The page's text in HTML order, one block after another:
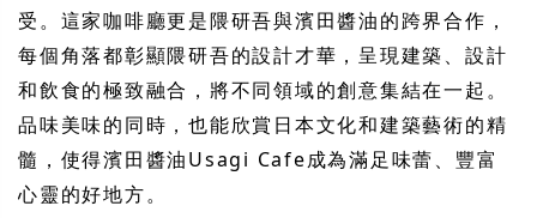
受。這家咖啡廳更是隈研吾與濱田醬油的跨界合作，
每個角落都彰顯隈研吾的設計才華，呈現建築、設計
和飲食的極致融合，將不同領域的創意集結在一起。
品味美味的同時，也能欣賞日本文化和建築藝術的精
髓，使得濱田醬油Usagi Cafe成為滿足味蕾、豐富
心靈的好地方。